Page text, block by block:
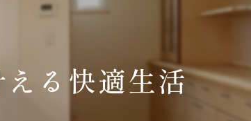
内装
る快適生活